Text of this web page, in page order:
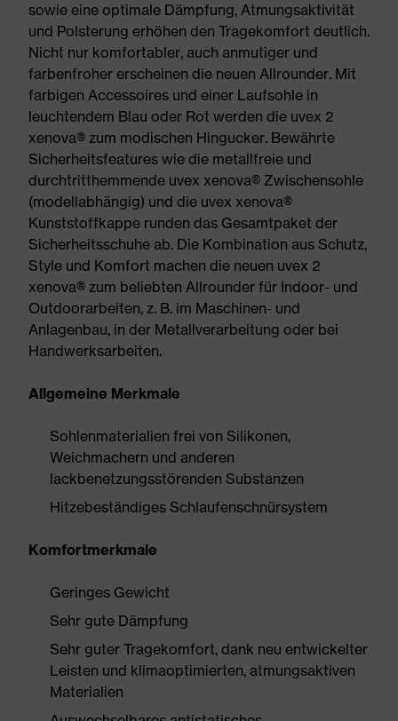
sowie eine optimale Dämpfung, Atmungsaktivität
und Polsterung erhöhen den Tragekomfort deutlich.
Nicht nur komfortabler, auch anmutiger und
farbenfroher erscheinen die neuen Allrounder. Mit
farbigen Accessoires und einer Laufsohle in
leuchtendem Blau oder Rot werden die uvex 2
xenova® zum modischen Hingucker. Bewährte
Sicherheitsfeatures wie die metallfreie und
durchtritthemmende uvex xenova® Zwischensohle
(modellabhängig) und die uvex xenova®
Kunststoffkappe runden das Gesamtpaket der
Sicherheitsschuhe ab. Die Kombination aus Schutz,
Style und Komfort machen die neuen uvex 2
xenova® zum beliebten Allrounder für Indoor- und
Outdoorarbeiten, z. B. im Maschinen- und
Anlagenbau, in der Metallverarbeitung oder bei
Handwerksarbeiten.
Allgemeine Merkmale
Sohlenmaterialien frei von Silikonen,
Weichmachern und anderen
lackbenetzungsstörenden Substanzen
Hitzebeständiges Schlaufenschnürsystem
Komfortmerkmale
Geringes Gewicht
Sehr gute Dämpfung
Sehr guter Tragekomfort, dank neu entwickelter
Leisten und klimaoptimierten, atmungsaktiven
Materialien